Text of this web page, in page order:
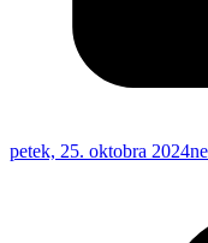
petek, 25. oktobra 2024